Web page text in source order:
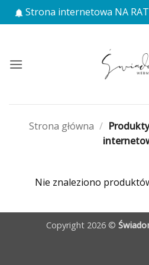
Przewiń
do
Strona internetowa NA
Strona główna /
Nie znaleziono
Copyright 2026 ©